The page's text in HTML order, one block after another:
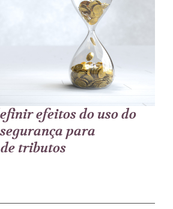
efeitos do uso do
para
tributos